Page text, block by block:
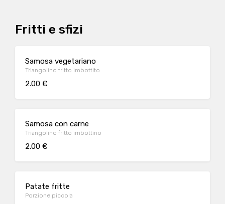
Fritti e sfizi
Samosa vegetariano
Triangolino fritto imbottito
2.00 €
Samosa con carne
Triangolino fritto imbottino
2.00 €
Patate fritte
Porzione piccola